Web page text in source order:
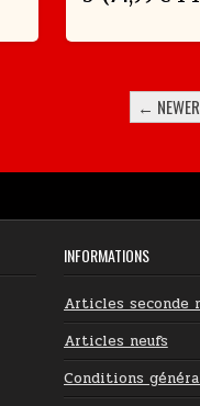
←
INFORMATIONS
Articles seconde
Articles neufs
Conditions